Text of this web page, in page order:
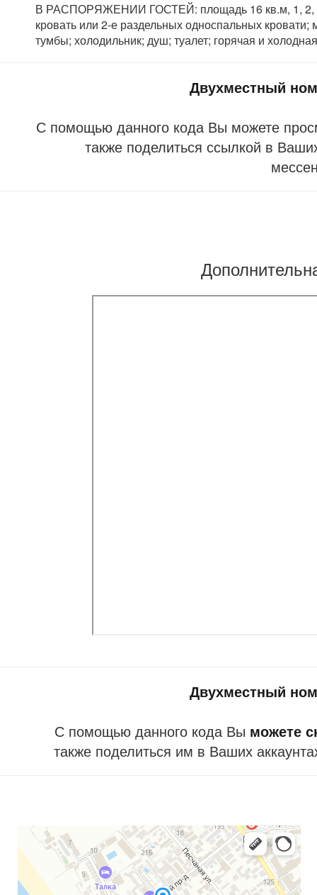
В РАСПОРЯЖЕНИИ ГОСТЕЙ: площадь 16 кв.м, 1, 2, 3
кровать или 2-е раздельных односпальных
тумбы; холодильник; душ; туалет; горячая и
Двухместный
С помощью данного кода Вы можете
также поделиться ссылкой в
Двухместный
С помощью данного кода Вы можете
также поделиться им в Ваших